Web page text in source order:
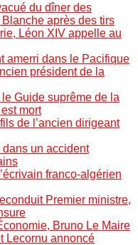
du dîner des
après des tirs
Léon XIV appelle au
amerri dans le Pacifique
président de la
Guide suprême de la
mort
de l’ancien dirigeant
dans un accident
franco-algérien
Premier ministre,
Bruno Le Maire
Lecornu annoncé